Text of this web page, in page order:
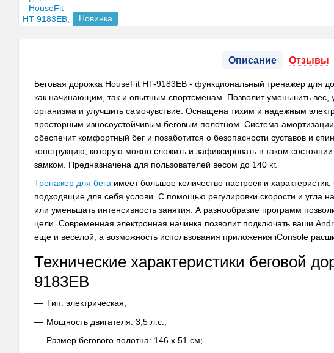
Новинка
Описание Отзывы
Беговая дорожка HouseFit HT-9183EB - функциональный тренажер для
как начинающим, так и опытным спортсменам. Позволит уменьшить вес,
организма и улучшить самочувствие. Оснащена тихим и надежным
просторным износоустойчивым беговым полотном. Система
обеспечит комфортный бег и позаботится о безопасности суставов и
конструкцию, которую можно сложить и зафиксировать в таком
замком. Предназначена для пользователей весом до 140 кг.
Тренажер для бега имеет большое количество настроек и
подходящие для себя услови. С помощью регулировки скорости и угла
или уменьшать интенсивность занятия. А разнообразие программ
цели. Современная электронная начинка позволит подключать ваши
еще и веселой, а возможность использования приложения iConsole
Технические характеристики беговой
9183EB
Тип: электрическая;
Мощность двигателя: 3,5 л.с.;
Размер бегового полотна: 146 х 51 см;